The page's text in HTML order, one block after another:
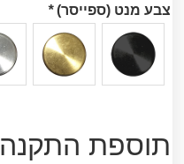
צבע מנט (ספייסר)*
תוספת התקנה